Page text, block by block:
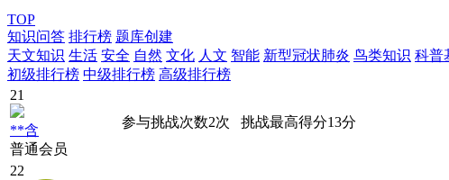
TOP
知识问答 排行榜 题库创建
天文知识 生活 安全 自然 文化 人文 智能 新型冠状肺炎 鸟类知识 科普
初级排行榜 中级排行榜 高级排行榜
21
**含
普通会员
参与挑战次数2次 挑战最高得分13分
22